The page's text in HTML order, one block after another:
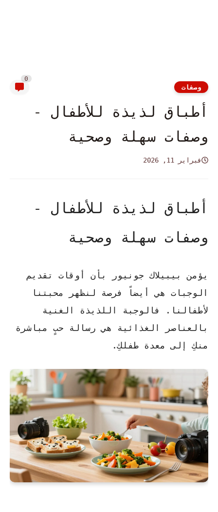
وصفات
0
أطباق لذيذة للأطفال -
وصفات سهلة وصحية
فبراير 11, 2026
أطباق لذيذة للأطفال -
وصفات سهلة وصحية
يؤمن بيبيلاك جونيور بأن أوقات تقديم
الوجبات هي أيضاً فرصة لنظهر محبتنا
لأطفالنا. فالوجبة اللذيذة الغنية
بالعناصر الغذائية هي رسالة حبٍ مباشرة
منكِ إلى معدة طفلكِ.